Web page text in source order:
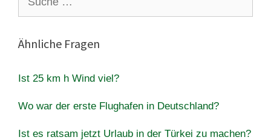
nach:
Ähnliche Fragen
Ist 25 km h Wind viel?
Wo war der erste Flughafen in Deutschland?
Ist es ratsam jetzt Urlaub in der Türkei zu machen?